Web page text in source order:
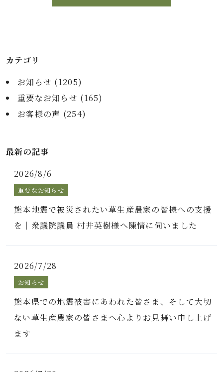
カテゴリ
お知らせ (1205)
重要なお知らせ (165)
お客様の声 (254)
最新の記事
2026/8/6
重要なお知らせ
熊本地震で被災されたい草生産農家の皆様への支援
を｜衆議院議員 村井英樹様へ陳情に伺いました
2026/7/28
お知らせ
熊本県での地震被害にあわれた皆さま、そして大切
ない草生産農家の皆さまへ心よりお見舞い申し上げ
ます